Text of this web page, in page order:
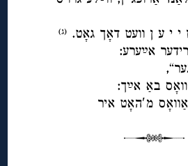
י ע ן וועט דאָך גאָט.(ג)
אײַערע:
באַ אײַך:
מ′האָט איר